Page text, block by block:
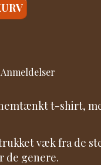
Anmeldelser
t-shirt,
væk fra de
de genere.